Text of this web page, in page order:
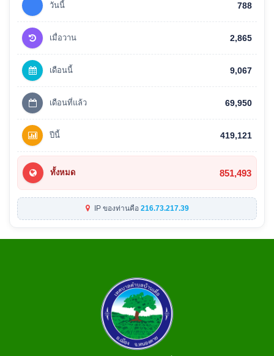
วันนี้ 788
เมื่อวาน 2,865
เดือนนี้ 9,067
เดือนที่แล้ว 69,950
ปีนี้ 419,121
ทั้งหมด 851,493
IP ของท่านคือ 216.73.217.39